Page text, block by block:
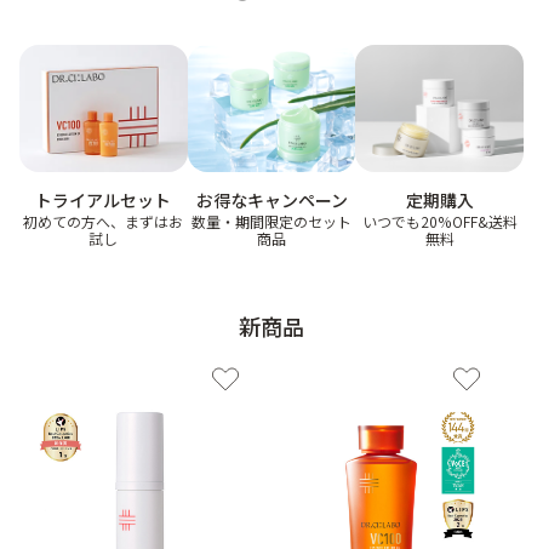
美容液
ゲル クリーム
UVケア
プロダクトラインから探す
エンリッチリフトライン
エンリッチ
メディカリフトライン
センシティブライン
ブライトニングライン
プロダクトライン TOP
トライアルセット
初めての方へ、まずはお
試し
お得なキャンペーン
数量・期間限定のセット
商品
定期購入
いつでも20%OFF&送料
無料
新商品